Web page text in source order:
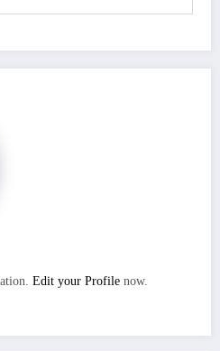
Edit your Profile now.